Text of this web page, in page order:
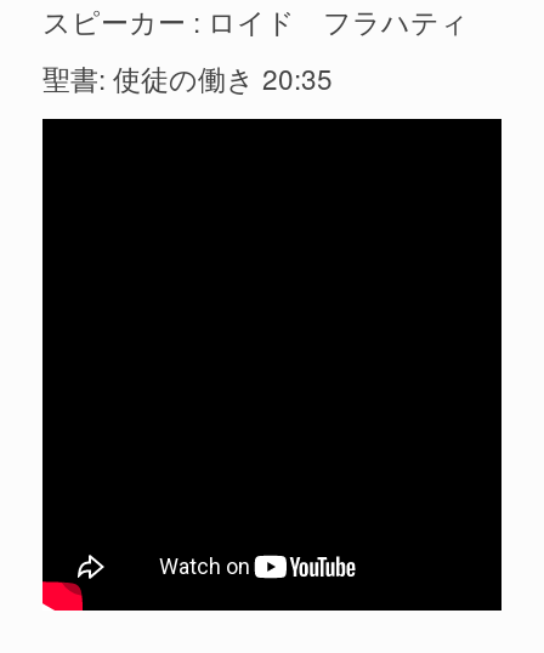
スピーカー : ロイド フラハティ
聖書: 使徒の働き 20:35